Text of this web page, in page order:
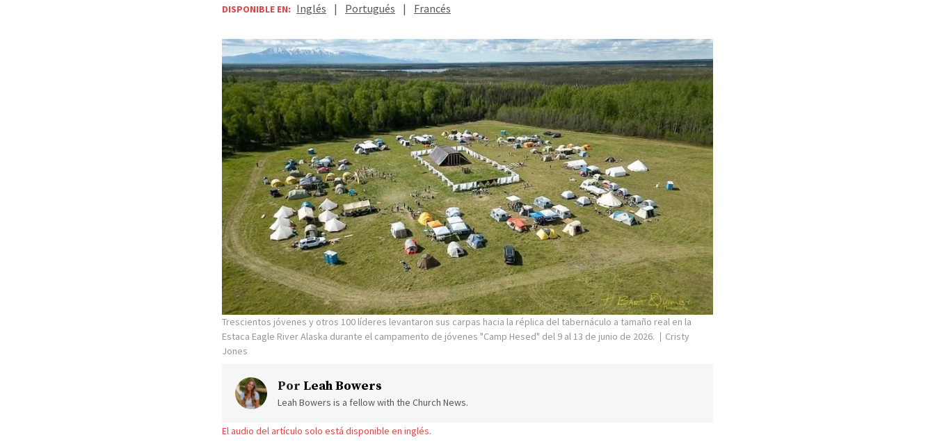
DISPONIBLE EN: Inglés | Portugués | Francés
Trescientos jóvenes y otros 100 líderes levantaron sus carpas hacia la réplica del tabernáculo a tamaño real en la
Estaca Eagle River Alaska durante el campamento de jóvenes "Camp Hesed" del 9 al 13 de junio de 2026.
Cristy
Jones
Por Leah Bowers
Leah Bowers is a fellow with the Church News.
El audio del artículo solo está disponible en inglés.